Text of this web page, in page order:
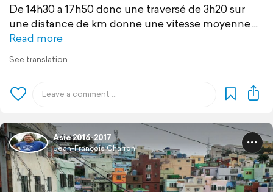
De 14h30 a 17h50 donc une traversé de 3h20 sur
une distance de km donne une vitesse moyenne
Read more
See translation
Asie 2016-2017
Jean-François Charron